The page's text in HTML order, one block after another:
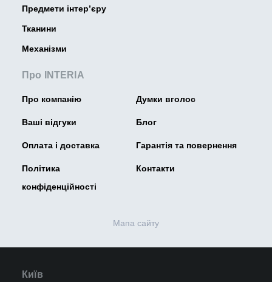
Предмети інтер’єру
Тканини
Механізми
Про INTERIA
Про компанію Думки вголос
Ваші відгуки Блог
Оплата і доставка Гарантія та повернення
Політика
конфіденційності
Контакти
Мапа сайту
Київ